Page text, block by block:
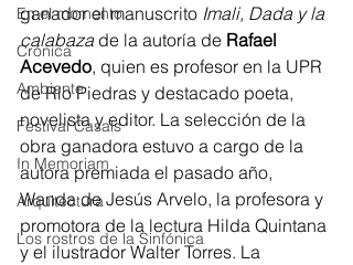
En el momento
Crónica
Ambiente
Festival Casals
In Memoriam
Arquitectura
Los rostros de la Sinfónica
ganador el manuscrito Imali, Dada y la
calabaza de la autoría de Rafael
Acevedo, quien es profesor en la UPR
de Río Piedras y destacado poeta,
novelista y editor. La selección de la
obra ganadora estuvo a cargo de la
autora premiada el pasado año,
Wanda de Jesús Arvelo, la profesora y
promotora de la lectura Hilda Quintana
y el ilustrador Walter Torres. La